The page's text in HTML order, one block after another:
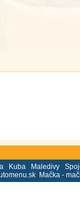
Kuba Maledivy
Mačka -